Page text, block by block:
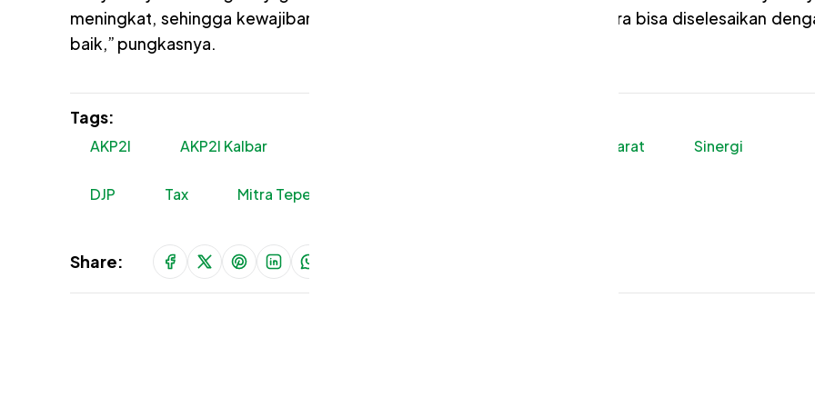
meningkat, sehingga kewajiban yang mereka sampaikan kepada negara bisa diselesaikan
baik,” pungkasnya.
Tags:
AKP2I AKP2I Kalbar KPP Pratama Pontianak Barat Sinergi
DJP Tax Mitra Tepercaya DJP
Share: